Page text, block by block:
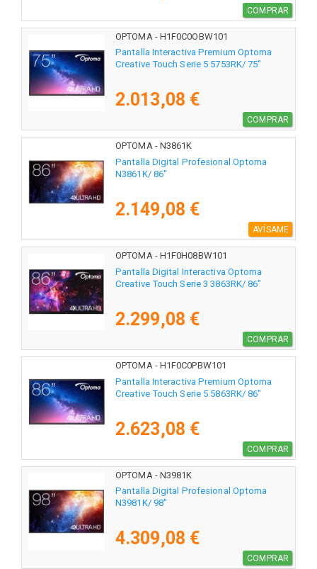
COMPRAR
OPTOMA - H1F0C0OBW101
Pantalla Interactiva Premium Optoma
Creative Touch Serie 5 5753RK/ 75"
2.013,08 €
COMPRAR
OPTOMA - N3861K
Pantalla Digital Profesional Optoma
N3861K/ 86"
2.149,08 €
AVÍSAME
OPTOMA - H1F0H08BW101
Pantalla Digital Interactiva Optoma
Creative Touch Serie 3 3863RK/ 86"
2.299,08 €
COMPRAR
OPTOMA - H1F0C0PBW101
Pantalla Interactiva Premium Optoma
Creative Touch Serie 5 5863RK/ 86"
2.623,08 €
COMPRAR
OPTOMA - N3981K
Pantalla Digital Profesional Optoma
N3981K/ 98"
4.309,08 €
COMPRAR